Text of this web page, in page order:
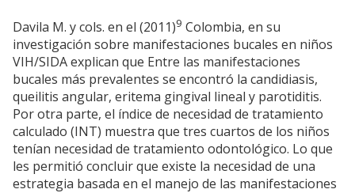
Davila M. y cols. en el (2011)9 Colombia, en su
investigación sobre manifestaciones bucales en niños
VIH/SIDA explican que Entre las manifestaciones
bucales más prevalentes se encontró la candidiasis,
queilitis angular, eritema gingival lineal y parotiditis.
Por otra parte, el índice de necesidad de tratamiento
calculado (INT) muestra que tres cuartos de los niños
tenían necesidad de tratamiento odontológico. Lo que
les permitió concluir que existe la necesidad de una
estrategia basada en el manejo de las manifestaciones